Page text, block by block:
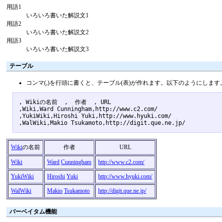
用語1
いろいろ書いた解説文1
用語2
いろいろ書いた解説文2
用語3
いろいろ書いた解説文3
テーブル
コンマ(,)を行頭に書くと、テーブル(表)が作れます。以下のようにします
, Wikiの名前  ,  作者  , URL
,Wiki,Ward Cunningham,http://www.c2.com/
,YukiWiki,Hiroshi Yuki,http://www.hyuki.com/
Wikiの名前 作者 URL
Wiki Ward Cunningham http://www.c2.com/
YukiWiki Hiroshi Yuki http://www.hyuki.com/
WalWiki Makio Tsukamoto http://digit.que.ne.jp/
バーベイタム機能